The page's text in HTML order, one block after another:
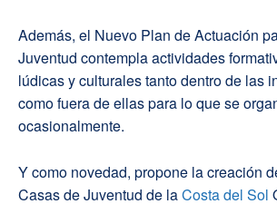
Además, el Nuevo Plan de Actuación
Juventud contempla actividades
lúdicas y culturales tanto dentro de las
como fuera de ellas para lo que se
ocasionalmente.
Y como novedad, propone la creación
Casas de Juventud de laCosta del Sol